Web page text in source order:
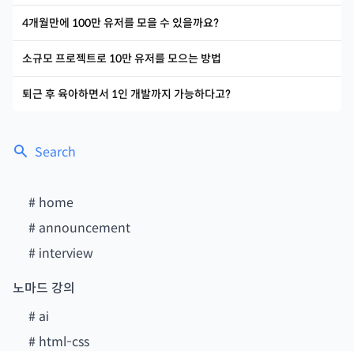
Search
# home
# announcement
# interview
노마드 강의
# ai
# html-css
4개월만에 100만 유저를 모을 수 있을까요?
소규모 프로젝트로 10만 유저를 모으는 방법
퇴근 후 육아하면서 1인 개발까지 가능하다고?